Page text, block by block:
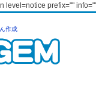
level=notice prefix=""
作成